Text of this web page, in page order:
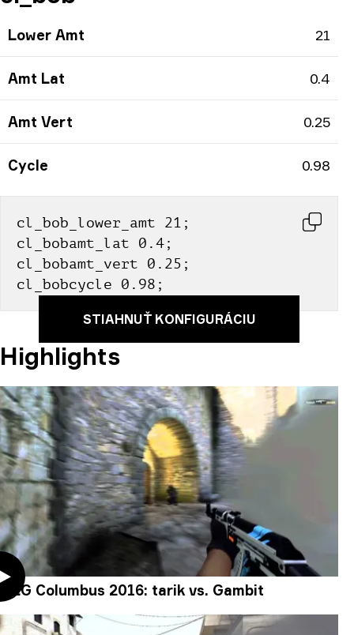
Lower Amt 21
Amt Lat 0.4
Amt Vert 0.25
Cycle 0.98
cl_bob_lower_amt 21;
cl_bobamt_lat 0.4;
cl_bobamt_vert 0.25;
cl_bobcycle 0.98;
STIAHNUŤ KONFIGURÁCIU
Highlights
MLG Columbus 2016: tarik vs. Gambit